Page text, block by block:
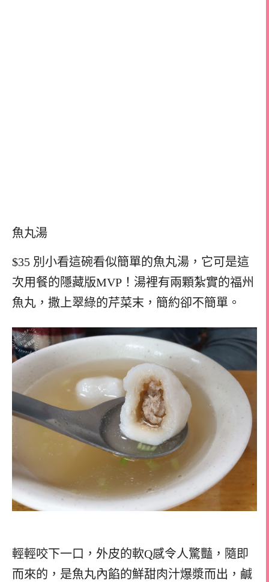
魚丸湯
$35 別小看這碗看似簡單的魚丸湯，它可是這
次用餐的隱藏版MVP！湯裡有兩顆紮實的福州
魚丸，撒上翠綠的芹菜末，簡約卻不簡單。
輕輕咬下一口，外皮的軟Q感令人驚豔，隨即
而來的，是魚丸內餡的鮮甜肉汁爆漿而出，鹹